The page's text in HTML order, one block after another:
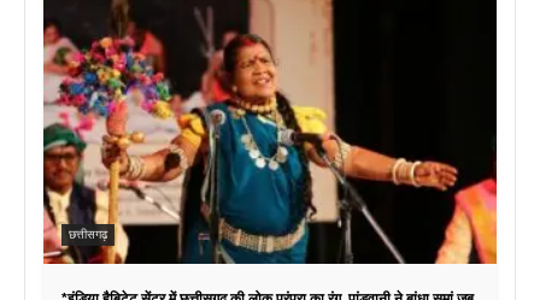
छत्तीसगढ़